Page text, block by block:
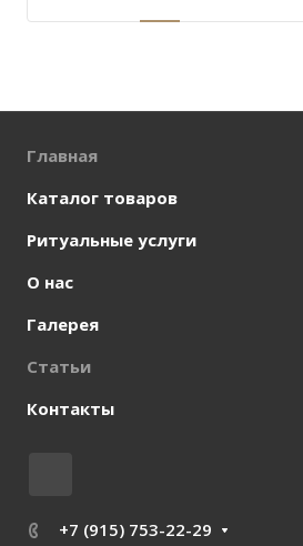
Главная
Каталог товаров
Ритуальные услуги
О нас
Галерея
Статьи
Контакты
+7 (915) 753-22-29